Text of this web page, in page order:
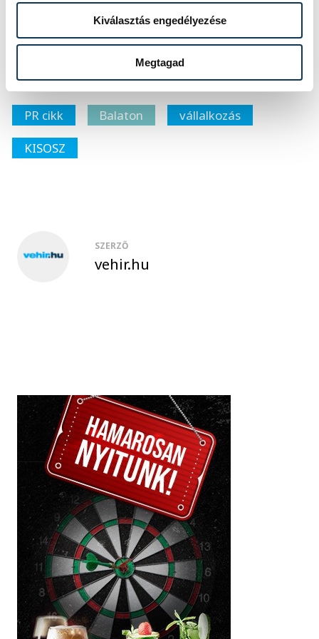
Kiválasztás engedélyezése
Megtagad
kapcsolódó média kampány
lebonyolítójától: Számadó Éva 06-
30/9777143, evaszamado@yahoo.com
PR cikk Balaton
vállalkozás
KISOSZ
SZERZŐ
vehir.hu